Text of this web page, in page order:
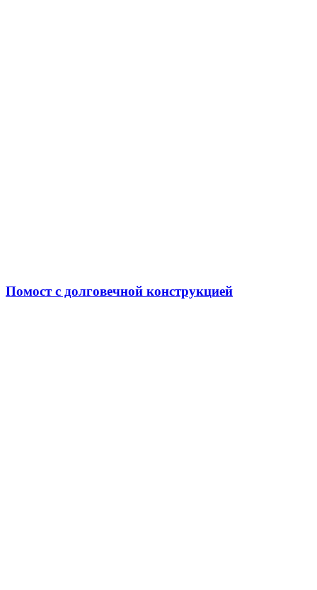
Помост с долговечной конструкцией